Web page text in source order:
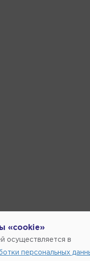
«cookie»
осуществляется в
персональных